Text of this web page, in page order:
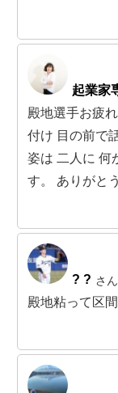
起業家
殿地選手お疲
付け 目の前で
姿は 二人に 何
す。 ありがと
? ? さん
殿地粘って区